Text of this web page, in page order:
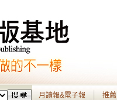
月讀報&電子報 推